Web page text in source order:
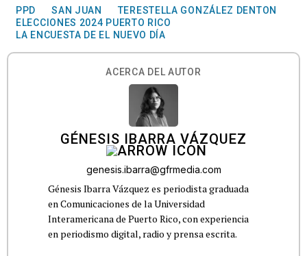
PPD SAN JUAN
TERESTELLA GONZÁLEZ DENTON
ELECCIONES 2024 PUERTO RICO
LA ENCUESTA DE EL NUEVO DÍA
ACERCA DEL AUTOR
GÉNESIS IBARRA VÁZQUEZ
genesis.ibarra@gfrmedia.com
Génesis Ibarra Vázquez es periodista graduada
en Comunicaciones de la Universidad
Interamericana de Puerto Rico, con experiencia
en periodismo digital, radio y prensa escrita.